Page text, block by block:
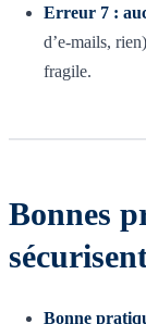
Erreur 7 :
d’e-mails,
fragile.
Bonnes
Bonne